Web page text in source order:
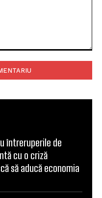
întreruperile de
cu o criză
să aducă economia